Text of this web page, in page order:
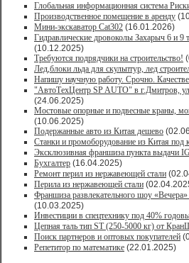
Глобальная информационная система
Производственное помещение в аренду
Мини-экскаватор Cat302 (16.01.2026)
Гидравлические дровоколы Захарыч 6 и 9
(10.12.2025)
Требуются подрядчики на строительство!
Лед,блоки льда для скульптур, лед
Напишу научную работу. Срочно.
"АвтоТехЦентр SP AUTO" в г.Дмитров,
(24.06.2025)
Мостовые опорные и подвесные краны,
(10.06.2025)
Подержанные авто из Китая дешево
Станки и промоборудование из Китая под
Эксклюзивная франшиза пункта выдачи
Бухгалтер (16.04.2025)
Ремонт перил из нержавеющей стали
Перила из нержавеющей стали
Франшиза развлекательного шоу
(10.03.2025)
Инвестиции в спецтехнику под 40%
Цепная таль тип ST (250-5000 кг) от
Поиск партнеров и оптовых покупателей
Репетитор по математике (22.01.2025)